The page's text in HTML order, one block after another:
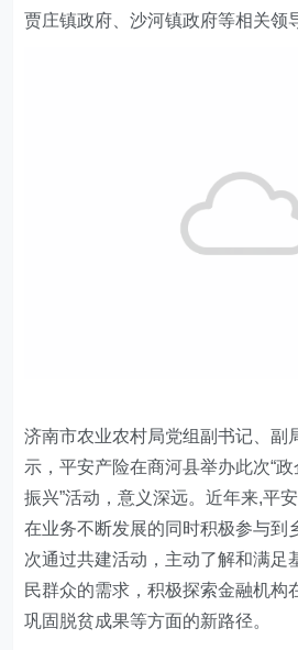
贾庄镇政府、沙河镇政府等相关领
济南市农业农村局党组副书记、副
示，平安产险在商河县举办此次“政
振兴”活动 ，意义深远。近年来,平安
在业务不断发展的同时积极参与到
次通过共建活动 ，主动了解和满足
民群众的需求，积极探索金融机构
巩固脱贫成果等方面的新路径。